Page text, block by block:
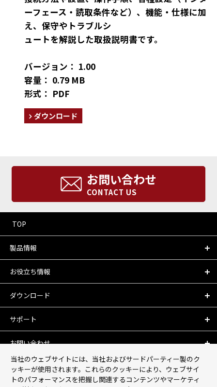
当社のウェブサイトには、当社およびサードパーティー製のク
ッキーが使用されます。これらのクッキーにより、ウェブサイ
トのパフォーマンスを把握し関連するコンテンツやマーケティ
ーフェース・読取条件など）、機能・仕様に加
え、保守やトラブルシ
ュートを解説した取扱説明書です。
バージョン： 1.00
容量： 0.79 MB
形式： PDF
ダウンロード
お問い合わせ
CONTACT US
TOP
製品情報
お役立ち情報
ダウンロード
サポート
お問い合わせ
会社情報